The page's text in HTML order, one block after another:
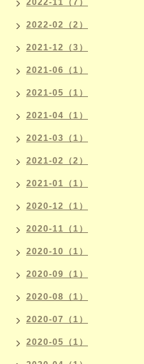
2022-02（2）
2021-12（3）
2021-06（1）
2021-05（1）
2021-04（1）
2021-03（1）
2021-02（2）
2021-01（1）
2020-12（1）
2020-11（1）
2020-10（1）
2020-09（1）
2020-08（1）
2020-07（1）
2020-05（1）